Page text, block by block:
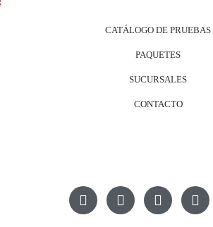
CATÁLOGO DE PRUEBAS
PAQUETES
SUCURSALES
CONTACTO
P
h
E
n
W
h
F
a